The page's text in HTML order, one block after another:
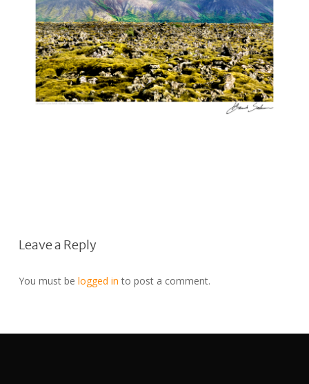
Leave a Reply
You must be logged in to post a comment.